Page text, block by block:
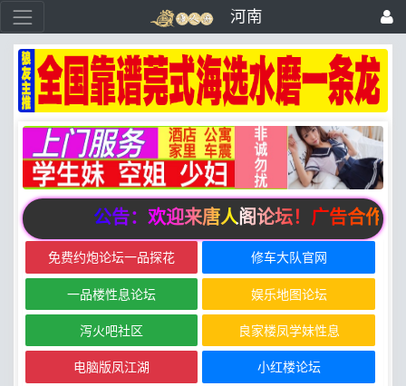
河南
公告：欢迎来唐人阁论坛！广告合作
免费约炮论坛一品探花 修车大队官网
一品楼性息论坛 娱乐地图论坛
泻火吧社区 良家楼凤学妹性息
电脑版凤江湖 小红楼论坛